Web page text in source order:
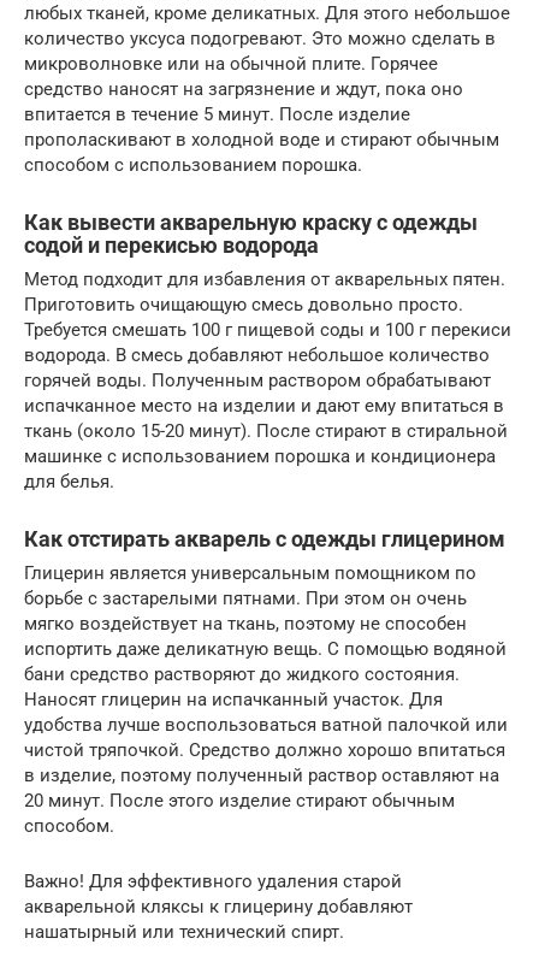
любых тканей, кроме деликатных. Для этого небольшое
количество уксуса подогревают. Это можно сделать в
микроволновке или на обычной плите. Горячее
средство наносят на загрязнение и ждут, пока оно
впитается в течение 5 минут. После изделие
прополаскивают в холодной воде и стирают обычным
способом с использованием порошка.
Как вывести акварельную краску с одежды
содой и перекисью водорода
Метод подходит для избавления от акварельных пятен.
Приготовить очищающую смесь довольно просто.
Требуется смешать 100 г пищевой соды и 100 г перекиси
водорода. В смесь добавляют небольшое количество
горячей воды. Полученным раствором обрабатывают
испачканное место на изделии и дают ему впитаться в
ткань (около 15-20 минут). После стирают в стиральной
машинке с использованием порошка и кондиционера
для белья.
Как отстирать акварель с одежды глицерином
Глицерин является универсальным помощником по
борьбе с застарелыми пятнами. При этом он очень
мягко воздействует на ткань, поэтому не способен
испортить даже деликатную вещь. С помощью водяной
бани средство растворяют до жидкого состояния.
Наносят глицерин на испачканный участок. Для
удобства лучше воспользоваться ватной палочкой или
чистой тряпочкой. Средство должно хорошо впитаться
в изделие, поэтому полученный раствор оставляют на
20 минут. После этого изделие стирают обычным
способом.
Важно! Для эффективного удаления старой
акварельной кляксы к глицерину добавляют
нашатырный или технический спирт.